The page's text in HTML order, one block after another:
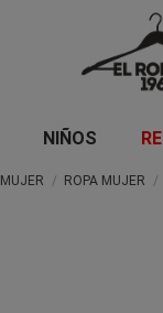
NIÑOS
MUJER ROPA MUJER